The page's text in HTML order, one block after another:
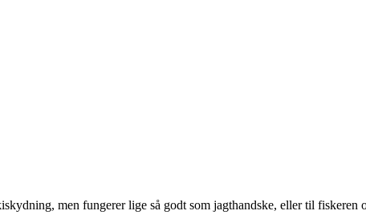
men fungerer lige så godt som jagthandske, eller til fiskeren